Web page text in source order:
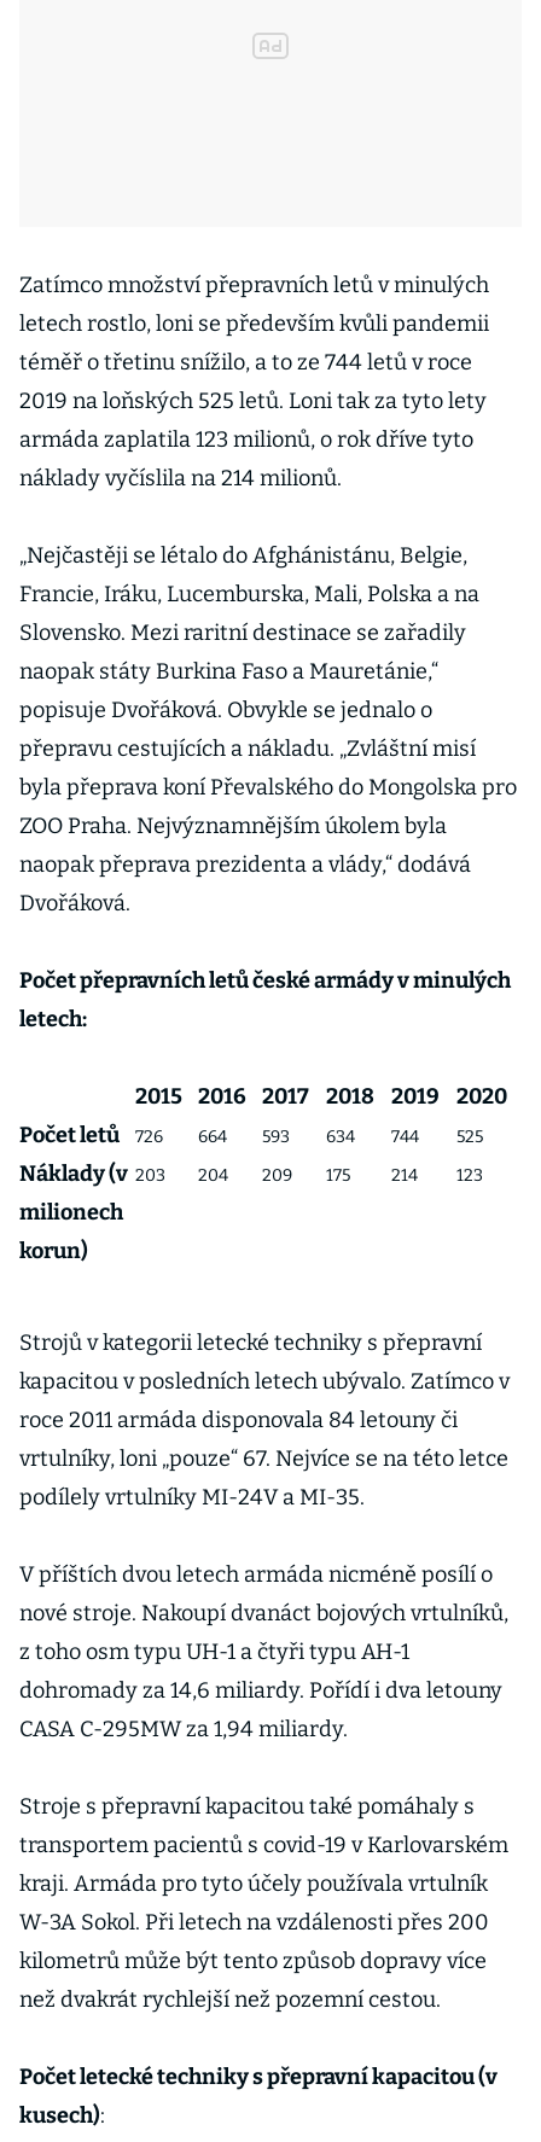
Zatímco množství přepravních letů v minulých
letech rostlo, loni se především kvůli pandemii
téměř o třetinu snížilo, a to ze 744 letů v roce
2019 na loňských 525 letů. Loni tak za tyto lety
armáda zaplatila 123 milionů, o rok dříve tyto
náklady vyčíslila na 214 milionů.
„Nejčastěji se létalo do Afghánistánu, Belgie,
Francie, Iráku, Lucemburska, Mali, Polska a na
Slovensko. Mezi raritní destinace se zařadily
naopak státy Burkina Faso a Mauretánie,“
popisuje Dvořáková. Obvykle se jednalo o
přepravu cestujících a nákladu. „Zvláštní misí
byla přeprava koní Převalského do Mongolska pro
ZOO Praha. Nejvýznamnějším úkolem byla
naopak přeprava prezidenta a vlády,“ dodává
Dvořáková.
Počet přepravních letů české armády v minulých
letech:
2015 2016 2017 2018 2019
2020
Počet letů
726 664 593 634 744 525
Náklady (v
milionech
korun)
203 204 209 175 214 123
Strojů v kategorii letecké techniky s přepravní
kapacitou v posledních letech ubývalo. Zatímco v
roce 2011 armáda disponovala 84 letouny či
vrtulníky, loni „pouze“ 67. Nejvíce se na této letce
podílely vrtulníky MI-24V a MI-35.
V příštích dvou letech armáda nicméně posílí o
nové stroje. Nakoupí dvanáct bojových vrtulníků,
z toho osm typu UH-1 a čtyři typu AH-1
dohromady za 14,6 miliardy. Pořídí i dva letouny
CASA C-295MW za 1,94 miliardy.
Stroje s přepravní kapacitou také pomáhaly s
transportem pacientů s covid-19 v Karlovarském
kraji. Armáda pro tyto účely používala vrtulník
W-3A Sokol. Při letech na vzdálenosti přes 200
kilometrů může být tento způsob dopravy více
než dvakrát rychlejší než pozemní cestou.
Počet letecké techniky s přepravní kapacitou (v
kusech):